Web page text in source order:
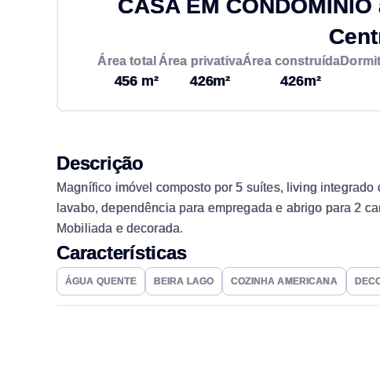
CASA EM
Área total
456 m²
Área privativa
426m²
Área construída
426m²
Descrição
Magnífico imóvel composto por 5 suítes, living
lavabo, dependência para empregada e abrigo para 2
Mobiliada e decorada.
Características
ÁGUA QUENTE BEIRA LAGO COZINHA AMERICANA